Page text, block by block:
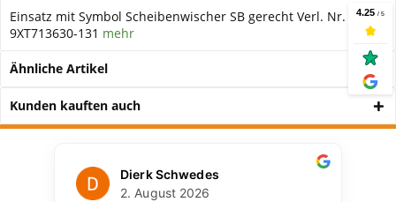
Einsatz mit Symbol Scheibenwischer SB gerecht Verl. Nr. :
9XT713630-131 mehr
Ähnliche Artikel
Kunden kauften auch